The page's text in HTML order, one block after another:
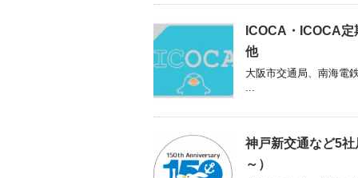
ICOCA・ICOCA
他
大阪市交通局、南海電
神戸新交通など5
～）